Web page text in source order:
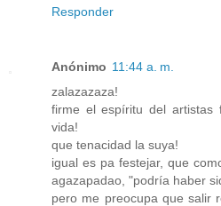
Responder
Anónimo 11:44 a. m.
zalazazaza!
firme el espíritu del artistas
vida!
que tenacidad la suya!
igual es pa festejar, que
agazapadao, "podría haber
pero me preocupa que salir